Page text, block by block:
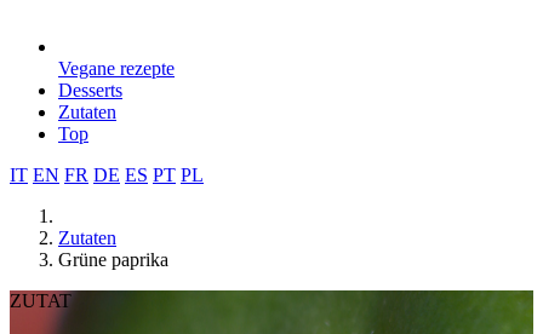
Vegane rezepte
Desserts
Zutaten
Top
IT EN FR DE ES PT PL
Zutaten
Grüne paprika
ZUTAT